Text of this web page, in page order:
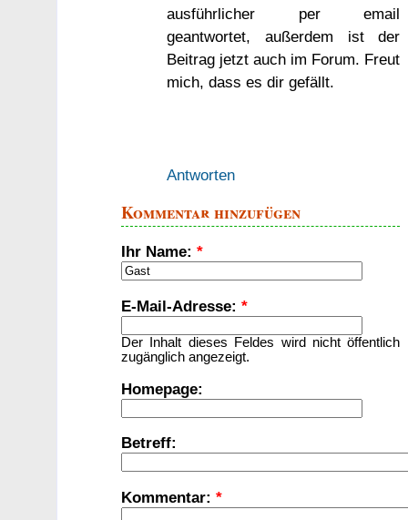
ausführlicher per email
geantwortet, außerdem ist der
Beitrag jetzt auch im Forum. Freut
mich, dass es dir gefällt.
Antworten
Kommentar hinzufügen
Ihr Name: *
E-Mail-Adresse: *
Der Inhalt dieses Feldes wird nicht öffentlich
zugänglich angezeigt.
Homepage:
Betreff:
Kommentar: *